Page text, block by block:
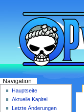
Navigation
Hauptseite
Aktuelle Kapitel
Letzte Änderungen